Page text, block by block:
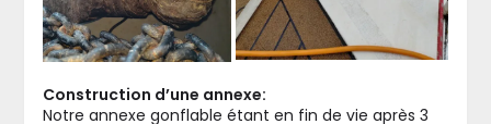
Construction d’une annexe:
Notre annexe gonflable étant en fin de vie après 3